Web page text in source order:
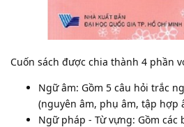
Cuốn sách được chia thành 4 phần
Ngữ âm: Gồm 5 câu hỏi trắc
(nguyên âm, phụ âm, tập hợp
Ngữ pháp - Từ vựng: Gồm